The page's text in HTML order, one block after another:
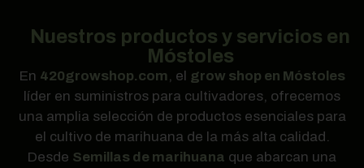
Nuestros productos y servicios en
Móstoles
En 420growshop.com, el grow shop en Móstoles
líder en suministros para cultivadores, ofrecemos
una amplia selección de productos esenciales para
el cultivo de marihuana de la más alta calidad.
Desde Semillas de marihuana que abarcan una